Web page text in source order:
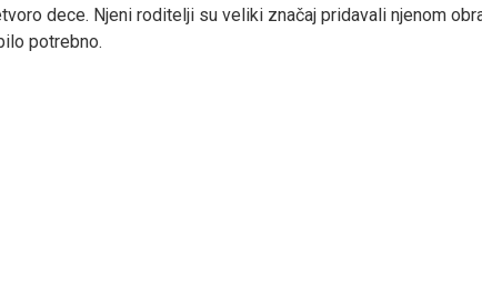
dece. Njeni roditelji su veliki značaj pridavali njenom
potrebno.